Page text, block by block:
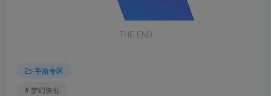
THE END
手游专区
# 梦幻诛仙